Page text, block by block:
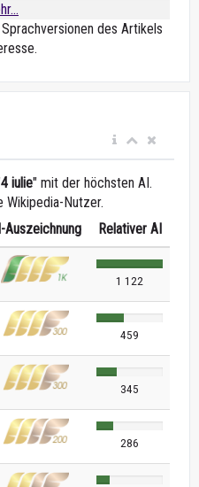
des Artikels
4 iulie" mit der höchsten AI.
Wikipedia-Nutzer.
Auszeichnung Relativer AI
1 122
459
345
286